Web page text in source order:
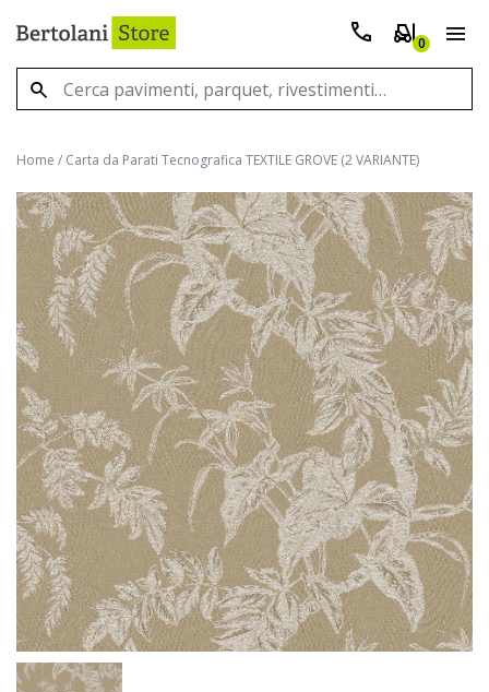
0
Home / Carta da Parati Tecnografica TEXTILE GROVE (2 VARIANTE)